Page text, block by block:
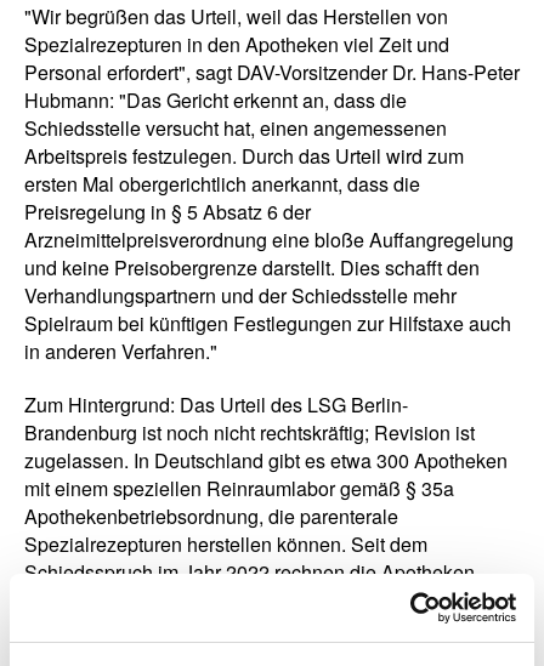
"Wir begrüßen das Urteil, weil das Herstellen von
Spezialrezepturen in den Apotheken viel Zeit und
Personal erfordert", sagt DAV-Vorsitzender Dr. Hans-Peter
Hubmann: "Das Gericht erkennt an, dass die
Schiedsstelle versucht hat, einen angemessenen
Arbeitspreis festzulegen. Durch das Urteil wird zum
ersten Mal obergerichtlich anerkannt, dass die
Preisregelung in § 5 Absatz 6 der
Arzneimittelpreisverordnung eine bloße Auffangregelung
und keine Preisobergrenze darstellt. Dies schafft den
Verhandlungspartnern und der Schiedsstelle mehr
Spielraum bei künftigen Festlegungen zur Hilfstaxe auch
in anderen Verfahren."
Zum Hintergrund: Das Urteil des LSG Berlin-
Brandenburg ist noch nicht rechtskräftig; Revision ist
zugelassen. In Deutschland gibt es etwa 300 Apotheken
mit einem speziellen Reinraumlabor gemäß § 35a
Apothekenbetriebsordnung, die parenterale
Spezialrezepturen herstellen können. Seit dem
Schiedsspruch im Jahr 2022 rechnen die Apotheken
gemäß Schiedsspruch ihre Spezialrezepturen mit je 100
Euro (netto) Arbeitspreis ab. Nach Berechnungen des